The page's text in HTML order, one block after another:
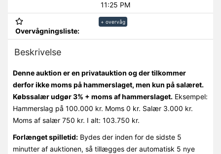
11:25 PM
Overvågningsliste:
+ overvåg
Beskrivelse
Denne auktion er en privatauktion og der tilkommer
derfor ikke moms på hammerslaget, men kun på salæret.
Købssalær udgør 3% + moms af hammerslaget.Eksempel:
Hammerslag på 100.000 kr. Moms 0 kr. Salær 3.000 kr.
Moms af salær 750 kr. I alt: 103.750 kr.
Forlænget spilletid:Bydes der inden for de sidste 5
minutter af auktionen, så tillægges der automatisk 5 nye